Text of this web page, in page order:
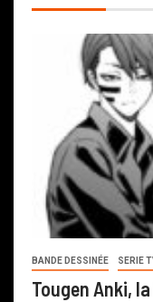
BANDE DESSINÉE SERIE
Tougen Anki,